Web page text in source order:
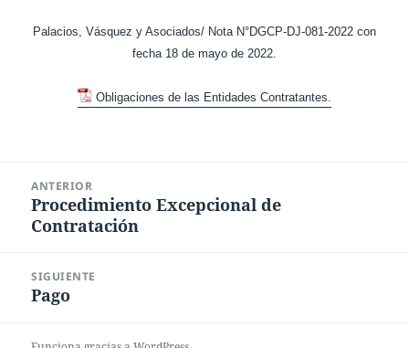
Palacios, Vásquez y Asociados/ Nota N°DGCP-DJ-081-2022 con
fecha 18 de mayo de 2022.
Obligaciones de las Entidades Contratantes.
entradas
ANTERIOR
Entrada
anterior:
Procedimiento Excepcional de
Contratación
SIGUIENTE
Entrada
Pago